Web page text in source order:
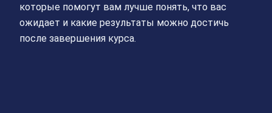
которые помогут вам лучше понять, что вас
ожидает и какие результаты можно достичь
после завершения курса.